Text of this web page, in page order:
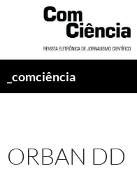
_comciência
ORBAN DD